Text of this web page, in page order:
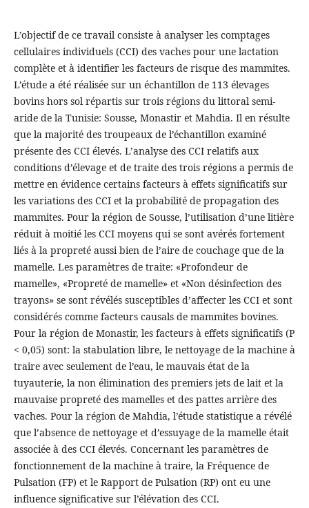
L’objectif de ce travail consiste à analyser les comptages
cellulaires individuels (CCI) des vaches pour une lactation
complète et à identifier les facteurs de risque des mammites.
L’étude a été réalisée sur un échantillon de 113 élevages
bovins hors sol répartis sur trois régions du littoral semi-
aride de la Tunisie: Sousse, Monastir et Mahdia. Il en résulte
que la majorité des troupeaux de l’échantillon examiné
présente des CCI élevés. L’analyse des CCI relatifs aux
conditions d’élevage et de traite des trois régions a permis de
mettre en évidence certains facteurs à effets significatifs sur
les variations des CCI et la probabilité de propagation des
mammites. Pour la région de Sousse, l’utilisation d’une litière
réduit à moitié les CCI moyens qui se sont avérés fortement
liés à la propreté aussi bien de l’aire de couchage que de la
mamelle. Les paramètres de traite: «Profondeur de
mamelle», «Propreté de mamelle» et «Non désinfection des
trayons» se sont révélés susceptibles d’affecter les CCI et sont
considérés comme facteurs causals de mammites bovines.
Pour la région de Monastir, les facteurs à effets significatifs (P
< 0,05) sont: la stabulation libre, le nettoyage de la machine à
traire avec seulement de l’eau, le mauvais état de la
tuyauterie, la non élimination des premiers jets de lait et la
mauvaise propreté des mamelles et des pattes arrière des
vaches. Pour la région de Mahdia, l’étude statistique a révélé
que l’absence de nettoyage et d’essuyage de la mamelle était
associée à des CCI élevés. Concernant les paramètres de
fonctionnement de la machine à traire, la Fréquence de
Pulsation (FP) et le Rapport de Pulsation (RP) ont eu une
influence significative sur l’élévation des CCI.